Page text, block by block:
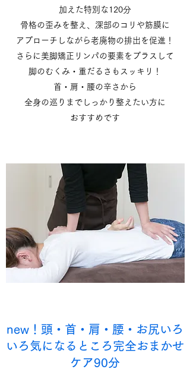
加えた特別な120分
骨格の歪みを整え、深部のコリや筋膜に
アプローチしながら老廃物の排出を促進！
さらに美脚矯正リンパの要素をプラスして
脚のむくみ・重だるさもスッキリ！
首・肩・腰の辛さから
全身の巡りまでしっかり整えたい方に
おすすめです
new！頭・首・肩・腰・お尻いろ
いろ気になるところ完全おまかせ
ケア90分